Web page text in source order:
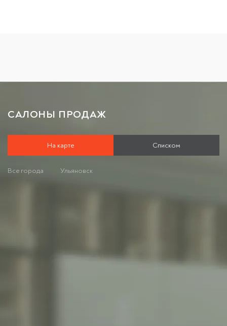
САЛОНЫ ПРОДАЖ
На карте Списком
Все города Ульяновск